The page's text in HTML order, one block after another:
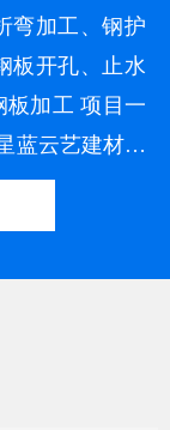
弯加工、钢护
板开孔、止水
板加工 项目一
蓝云艺建材科
货源充足，长
备齐全，经验
产队伍，并在